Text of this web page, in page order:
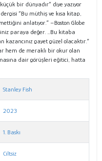
bir dünyadır” diye yazıyor
“Bu müthiş ve kısa kitap,
anlatıyor.” –Boston Globe
paraya değer. …Bu kitaba
gayet güzel olacaktır.”
hem de meraklı bir okur olan
dair görüşleri eğitici, hatta
Stanley Fish
2023
1. Baskı
Ciltsiz